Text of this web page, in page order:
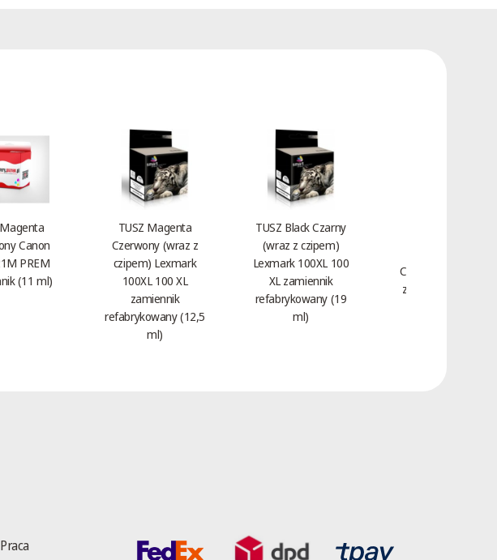
Canon
PREM
(11 ml)
TUSZ Magenta
Czerwony (wraz z
czipem) Lexmark
100XL 100 XL
zamiennik
refabrykowany (12,5
ml)
TUSZ Black Czarny
(wraz z czipem)
Lexmark 100XL 100
XL zamiennik
refabrykowany (19
ml)
Czerwony HP 312A
zamiennik CF383A
Praca